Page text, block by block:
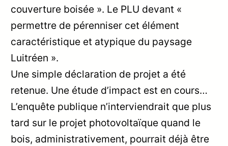
couverture boisée ». Le PLU devant «
permettre de pérenniser cet élément
caractéristique et atypique du paysage
Luitréen ».
Une simple déclaration de projet a été
retenue. Une étude d’impact est en cours…
L’enquête publique n’interviendrait que plus
tard sur le projet photovoltaïque quand le
bois, administrativement, pourrait déjà être